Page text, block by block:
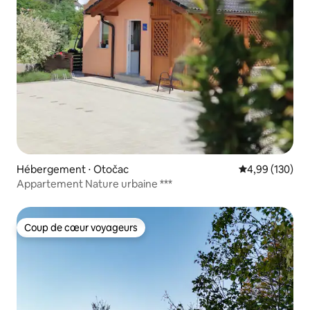
Hébergement ⋅ Otočac Évaluation
4,99 (130)
Appartement Nature urbaine ***
Coup de cœur voyageurs
Coup de cœur voyageurs